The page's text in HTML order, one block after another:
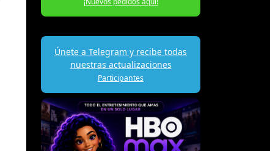
Únete a Telegram y recibe todas
nuestras actualizaciones
Participantes